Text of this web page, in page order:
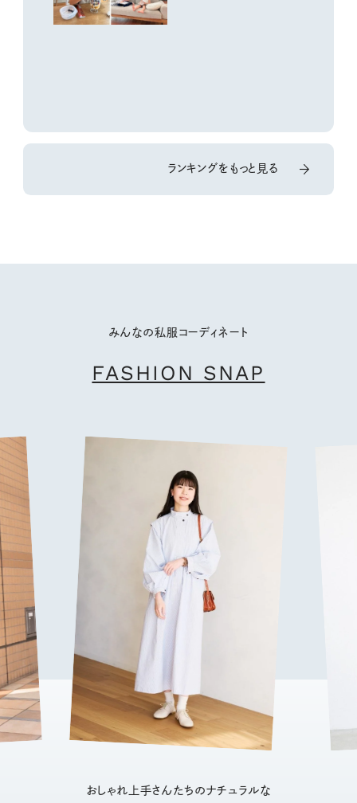
ランキングをもっと見る
みんなの私服コーディネート
FASHION SNAP
おしゃれ上手さんたちのナチュラルな